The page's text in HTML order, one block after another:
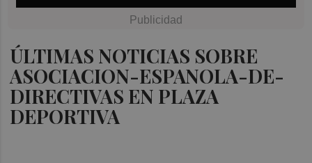
ÚLTIMAS NOTICIAS SOBRE
ASOCIACION-ESPANOLA-DE-
DIRECTIVAS EN PLAZA
DEPORTIVA